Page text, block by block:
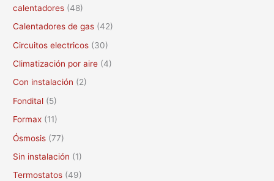
r
:
calentadores (48)
Calentadores de gas (42)
Circuitos electricos (30)
Climatización por aire (4)
Con instalación (2)
Fondital (5)
Formax (11)
Ósmosis (77)
Sin instalación (1)
Termostatos (49)